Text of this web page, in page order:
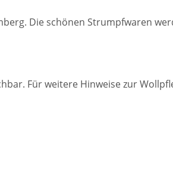
Die schönen Strumpfwaren
Für weitere Hinweise zur